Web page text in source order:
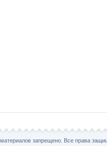
запрещено. Все права